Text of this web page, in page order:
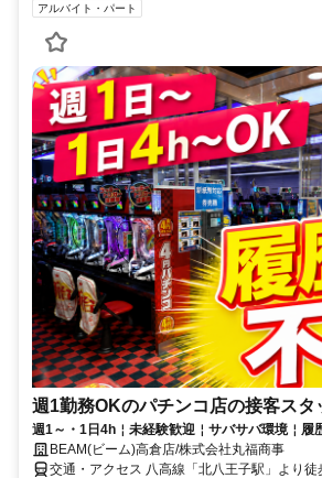
アルバイト・パート
週1勤務OKのパチンコ店の接客スタ
週1～・1日4h￤未経験歓迎￤サバサバ環境￤履
BEAM(ビーム)高倉店/株式会社丸福商事
交通・アクセス 八高線「北八王子駅」より